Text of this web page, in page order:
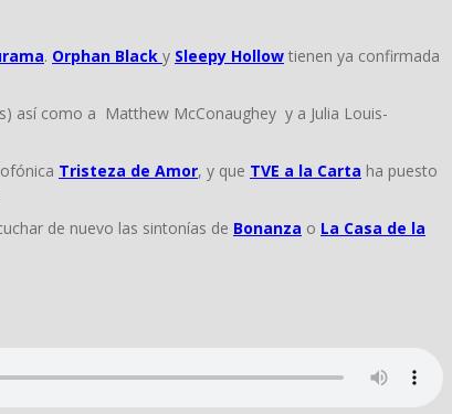
. Orphan Black y Sleepy Hollow tienen ya confirmada
así como a Matthew McConaughey y a Julia Louis-
Tristeza de Amor, y que TVE a la Carta ha puesto
de nuevo las sintonías de Bonanza o La Casa de la